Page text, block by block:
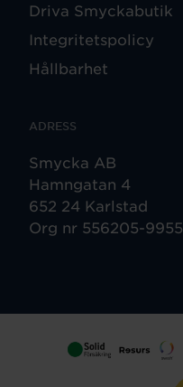
Driva Smyckabutik
Integritetspolicy
Hållbarhet
ADRESS
Smycka AB
Hamngatan 4
652 24 Karlstad
Org nr 556205-9955